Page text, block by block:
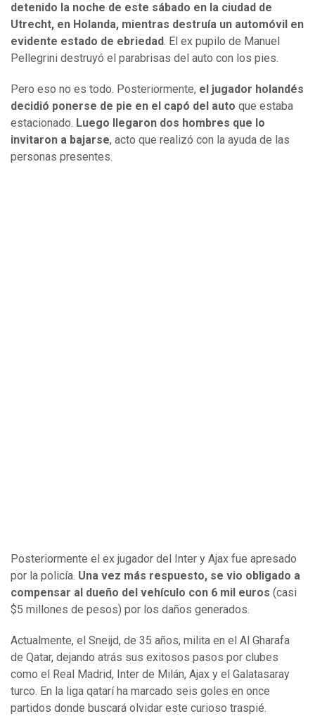
detenido la noche de este sábado en la ciudad de
Utrecht, en Holanda, mientras destruía un automóvil en
evidente estado de ebriedad. El ex pupilo de Manuel
Pellegrini destruyó el parabrisas del auto con los pies.
Pero eso no es todo. Posteriormente, el jugador holandés
decidió ponerse de pie en el capó del auto que estaba
estacionado. Luego llegaron dos hombres que lo
invitaron a bajarse, acto que realizó con la ayuda de las
personas presentes.
Posteriormente el ex jugador del Inter y Ajax fue apresado
por la policía. Una vez más respuesto, se vio obligado a
compensar al dueño del vehículo con 6 mil euros (casi
$5 millones de pesos) por los daños generados.
Actualmente, el Sneijd, de 35 años, milita en el Al Gharafa
de Qatar, dejando atrás sus exitosos pasos por clubes
como el Real Madrid, Inter de Milán, Ajax y el Galatasaray
turco. En la liga qatarí ha marcado seis goles en once
partidos donde buscará olvidar este curioso traspié.